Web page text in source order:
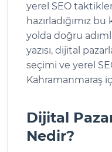
yerel SEO
hazırladığımız
yolda doğru
yazısı, dijital
seçimi ve yerel
Kahramanmaraş
Dijital
Nedir?